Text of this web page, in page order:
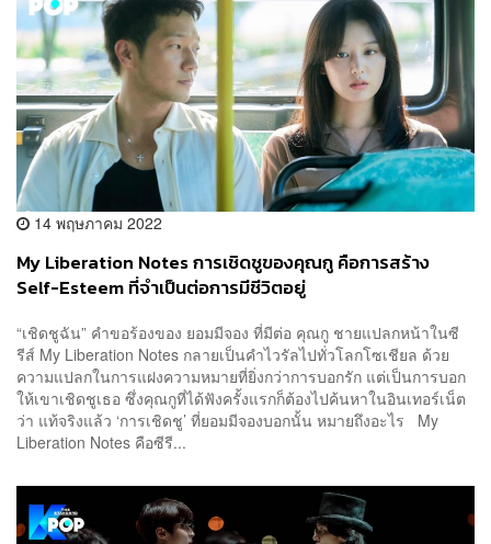
14 พฤษภาคม 2022
My Liberation Notes การเชิดชูของคุณกู คือการสร้าง
Self-Esteem ที่จำเป็นต่อการมีชีวิตอยู่
“เชิดชูฉัน” คำขอร้องของ ยอมมีจอง ที่มีต่อ คุณกู ชายแปลกหน้าในซี
รีส์ My Liberation Notes กลายเป็นคำไวรัลไปทั่วโลกโซเชียล ด้วย
ความแปลกในการแฝงความหมายที่ยิ่งกว่าการบอกรัก แต่เป็นการบอก
ให้เขาเชิดชูเธอ ซึ่งคุณกูที่ได้ฟังครั้งแรกก็ต้องไปค้นหาในอินเทอร์เน็ต
ว่า แท้จริงแล้ว ‘การเชิดชู’ ที่ยอมมีจองบอกนั้น หมายถึงอะไร My
Liberation Notes คือซีรี...